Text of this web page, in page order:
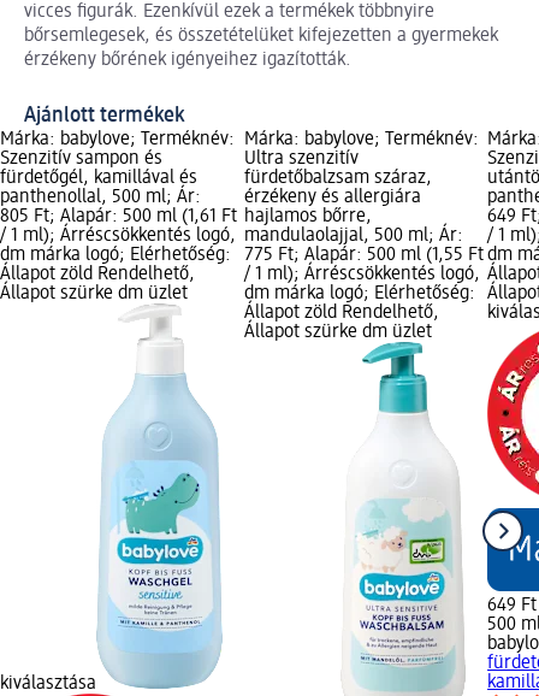
vicces figurák. Ezenkívül ezek a termékek többnyire
bőrsemlegesek, és összetételüket kifejezetten a gyermekek
érzékeny bőrének igényeihez igazították.
Ajánlott termékek
Márka: babylove; Terméknév:
Szenzitív sampon és
fürdetőgél, kamillával és
panthenollal, 500 ml; Ár:
805 Ft; Alapár: 500 ml (1,61 Ft
/ 1 ml); Árréscsökkentés logó,
dm márka logó; Elérhetőség:
Állapot zöld Rendelhető,
Állapot szürke dm üzlet
kiválasztása
Márka: babylove; Terméknév:
Ultra szenzitív
fürdetőbalzsam száraz,
érzékeny és allergiára
hajlamos bőrre,
mandulaolajjal, 500 ml; Ár:
775 Ft; Alapár: 500 ml (1,55 Ft
/ 1 ml); Árréscsökkentés logó,
dm márka logó; Elérhetőség:
Állapot zöld Rendelhető,
Állapot szürke dm üzlet
649
/ 1
dm
649 Ft
500